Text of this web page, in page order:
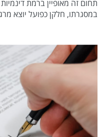
תחום זה מאופיין ברמת
במסגרתו, חלקן כפועל יוצא